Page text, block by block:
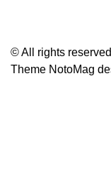
© All rights
Theme NotoMag